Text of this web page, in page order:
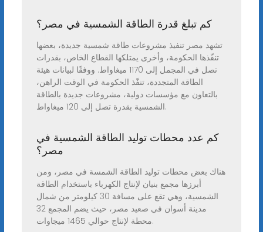
كم تبلغ قدرة الطاقة الشمسية في مصر؟
تشهد مصر تنفيذ مشروعات طاقة شمسية جديدة، بعضها
تنفّذها الحكومة، وأخرى يمتلكها القطاع الخاص، بقدرات
تصل في المجمل إلى 1170 ميغاواط. ووفقًا لبيانات هيئة
الطاقة المتجددة، تنفّذ الحكومة في الوقت الراهن،
بالتعاون مع مؤسسات دولية، مشروعات جديدة بالطاقة
الشمسية بقدرة تصل إلى 120 ميغاواط.
كم عدد محطات توليد الطاقة الشمسية في
مصر؟
هناك بعض محطات توليد الطاقة الشمسة في مصر، ومن
أبرزها مجمع بنيان لإنتاج الكهرباء باستخدام الطاقة
الشمسية، وهي تقع على مسافة 30 كيلومتر من شمال
مدينة أسوان في صعيد مصر، حيث يضم المجمع 32
محطة لإنتاج حوالي 1465 ميجاوات.